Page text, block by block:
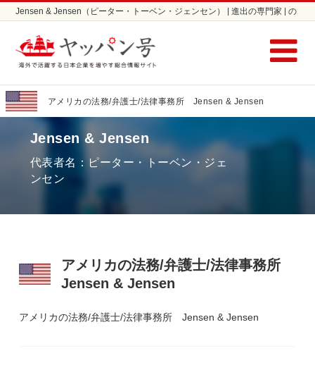
Jensen & Jensen（ピーター・トーベン・ジェンセン） | 進出の専門家 | の
アメリカの法務/弁護士/法律事務所 Jensen & Jensen
Jensen & Jensen
代表者名：ピーター・トーベン・ジェ
ンセン
アメリカの法務/弁護士/法律事務所
Jensen & Jensen
アメリカの法務/弁護士/法律事務所 Jensen & Jensen